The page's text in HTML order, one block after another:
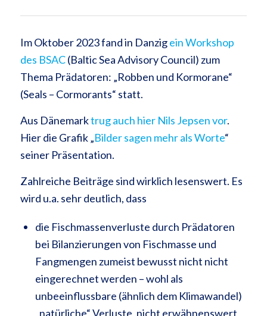
Im Oktober 2023 fand in Danzigein Workshop
des BSAC(Baltic Sea Advisory Council) zum
Thema Prädatoren: „Robben und Kormorane“
(Seals – Cormorants“ statt.
Aus Dänemarktrug auch hier Nils Jepsen vor.
Hier die Grafik „Bilder sagen mehr als Worte“
seiner Präsentation.
Zahlreiche Beiträge sind wirklich lesenswert. Es
wird u.a. sehr deutlich, dass
die Fischmassenverluste durch Prädatoren
bei Bilanzierungen von Fischmasse und
Fangmengen zumeist bewusst nicht nicht
eingerechnet werden – wohl als
unbeeinflussbare (ähnlich dem Klimawandel)
„natürliche“ Verluste, nicht erwähnenswert